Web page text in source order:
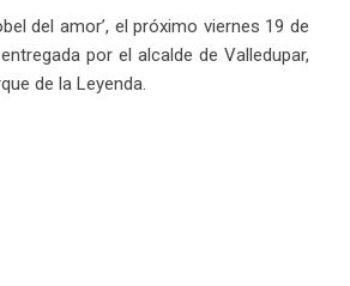
del amor’, el próximo viernes 19 de
por el alcalde de Valledupar,
de la Leyenda.